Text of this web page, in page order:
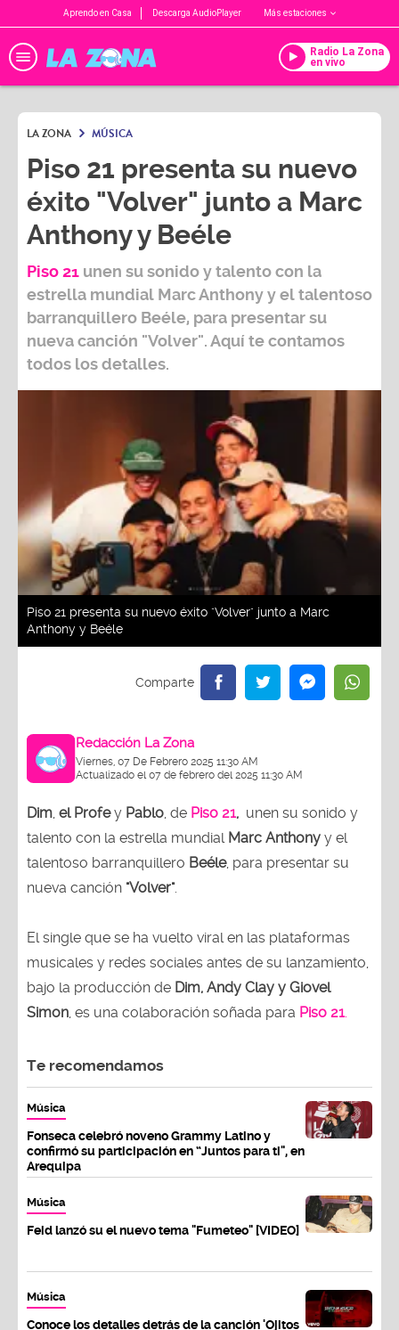
Aprendo en Casa Descarga AudioPlayer Más estaciones
Radio La Zona
en vivo
LA ZONA MÚSICA
Piso 21 presenta su nuevo
éxito "Volver" junto a Marc
Anthony y Beéle
Piso 21 unen su sonido y talento con la
estrella mundial Marc Anthonyy el talentoso
barranquillero Beéle, para presentar su
nueva canción "Volver".Aquí te contamos
todos los detalles.
Piso 21 presenta su nuevo éxito "Volver" junto a Marc
Anthony y Beéle
Redacción La Zona
Viernes, 07 De Febrero 2025 11:30 AM
Actualizado el 07 de febrero del 2025 11:30 AM
Dim el Profey Pablo , de Piso 21, unen su sonido y
talento con la estrella mundial Marc Anthony y el
talentoso barranquillero Beéle, para presentar su
nueva canción "Volver".
El single que se ha vuelto viral en las plataformas
musicales y redes sociales antes de su lanzamiento,
bajo la producción de Dim, Andy Clay y Giovel
Simon , es una colaboración soñada para Piso 21.
Te recomendamos
Música
Fonseca celebró noveno Grammy Latino y
confirmó su participación en “Juntos para ti", en
Arequipa
Música
Feid lanzó su el nuevo tema "Fumeteo" [VIDEO]
Música
Conoce los detalles detrás de la canción 'Ojitos